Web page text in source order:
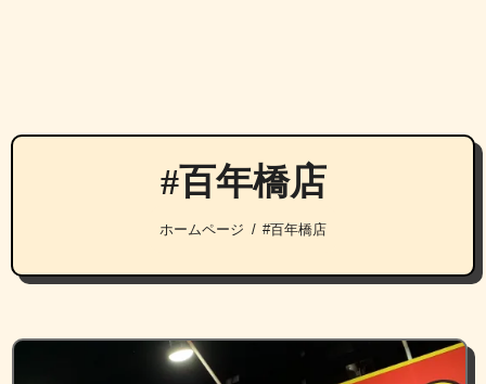
#百年橋店
ホームページ #百年橋店